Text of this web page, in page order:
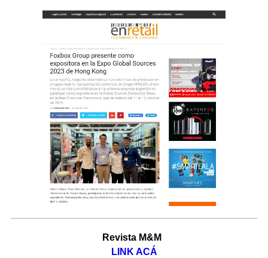
Revista M&M
LINK ACÁ